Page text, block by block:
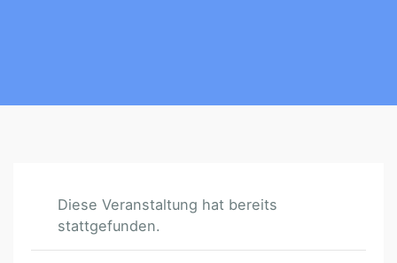
Diese Veranstaltung hat bereits
stattgefunden.